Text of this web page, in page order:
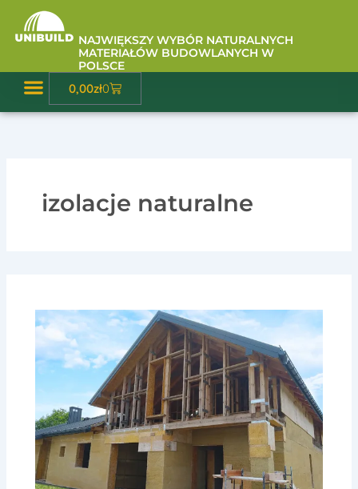
Przejdź
NAJWIĘKSZY WYBÓR NATURALNYCH
MATERIAŁÓW BUDOWLANYCH W
POLSCE
0,00zł0
Wózek
izolacje naturalne